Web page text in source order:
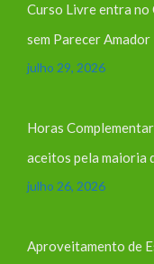
Curso Livre entra
sem Parecer Amador
julho 29, 2026
Horas
aceitos pela maioria
julho 26, 2026
Aproveitamento de